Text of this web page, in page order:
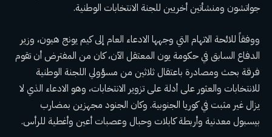
جواتشون ومنشأتين أخريين للجنة الانتخابات الوطنية.
ووفقاً للائحة الاتهام التي وجهها الادعاء العام إلى كيم يونج هيون، وزير
الدفاع السابق في حكومة يون المعتقل الآن، كان من المفترض أن تقوم
فرقة بحث ومصادرة باعتقال ثلاثين من مسؤولي اللجنة الوطنية
للانتخابات والعثور على أدلة على تزوير الانتخابات، وهو الادعاء الذي لا
يزال غير مثبت في كوريا الجنوبية. وكان الجنود مجهزين بمضارب
بيسبول معدنية وأربطة كابلات وحبال وعصبات أعين وأغطية للرأس.